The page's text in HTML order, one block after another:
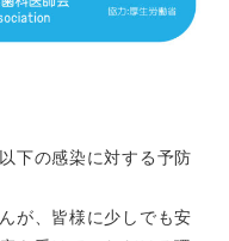
下の感染に対する予防
が、皆様に少しでも安